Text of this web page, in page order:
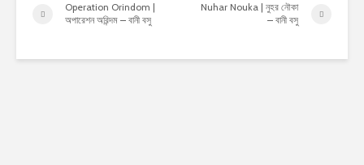
Operation Orindom |
অপারেশন অরিন্দম – বানী বসু
Nuhar Nouka | নুহর নৌকা
– বানী বসু